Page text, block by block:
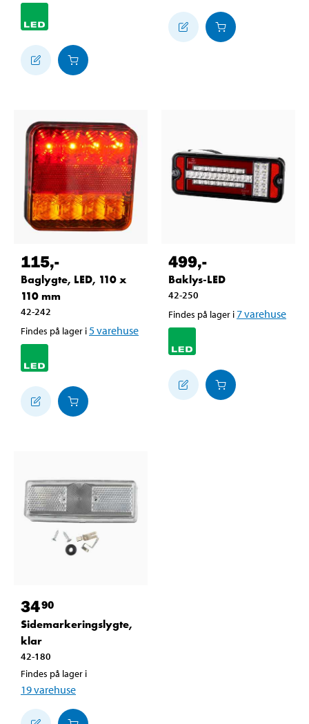
115,-
Baglygte, LED, 110 x
110 mm
42-242
Findes på lager i 5varehuse
499,-
Baklys-LED
42-250
Findes på lager i7varehuse
3490
Sidemarkeringslygte,
klar
42-180
Findes på lager i
19varehuse